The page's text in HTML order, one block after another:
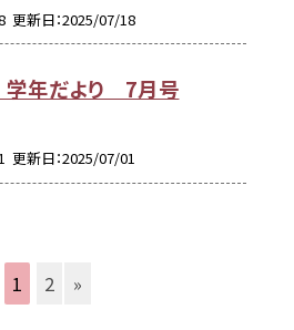
更新日 2025/07/18
年だより 7月号
更新日 2025/07/01
1 2 »